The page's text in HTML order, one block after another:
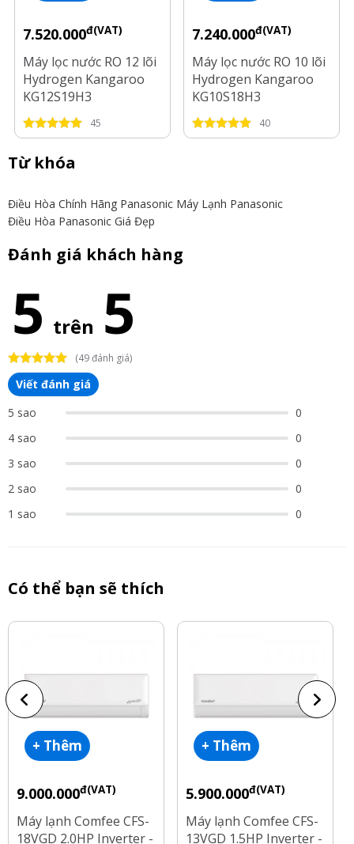
7.520.000đ(VAT)
Máy lọc nước RO 12 lõi
Hydrogen Kangaroo
KG12S19H3
45
7.240.000đ(VAT)
Máy lọc nước RO 10 lõi
Hydrogen Kangaroo
KG10S18H3
40
Từ khóa
Điều Hòa Chính Hãng Panasonic Máy Lạnh Panasonic
Điều Hòa Panasonic Giá Đẹp
Đánh giá khách hàng
5 trên 5
(49 đánh giá)
Viết đánh giá
5 sao
0
4 sao
0
3 sao
0
2 sao
0
1 sao
0
Có thể bạn sẽ thích
+ Thêm
9.000.000đ(VAT)
Máy lạnh Comfee CFS-
18VGD 2.0HP Inverter -
+ Thêm
5.900.000đ(VAT)
Máy lạnh Comfee CFS-
13VGD 1.5HP Inverter -